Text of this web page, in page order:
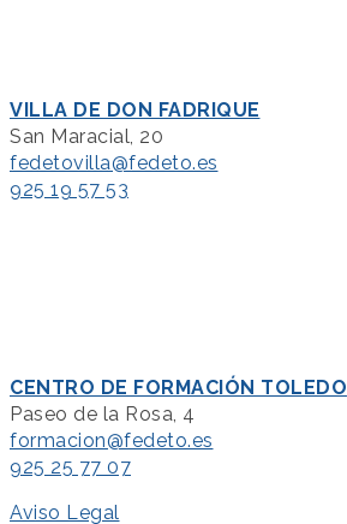
VILLA DE DON FADRIQUE
San Maracial, 20
fedetovilla@fedeto.es
925 19 57 53
CENTRO DE FORMACIÓN TOLEDO
Paseo de la Rosa, 4
formacion@fedeto.es
925 25 77 07
Aviso Legal